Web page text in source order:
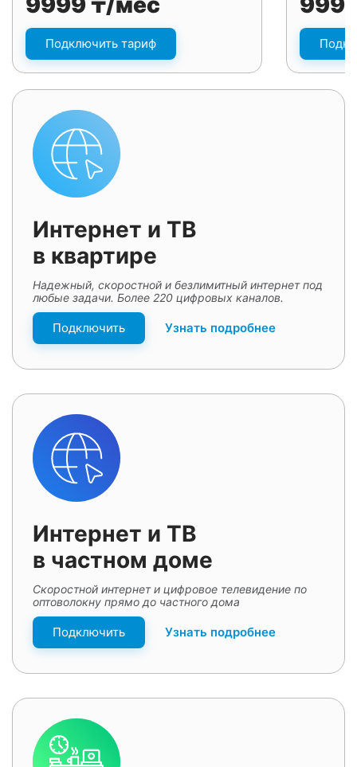
Подключить тариф
Интернет и ТВ
в квартире
Надежный, скоростной и безлимитный интернет под
любые задачи. Более 220 цифровых каналов.
Подключить Узнать подробнее
Интернет и ТВ
в частном доме
Скоростной интернет и цифровое телевидение по
оптоволокну прямо до частного дома
Подключить Узнать подробнее